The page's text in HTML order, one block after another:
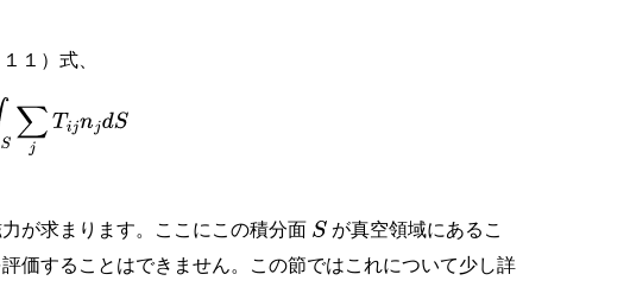
１）式、
S ∑j Tij njdS
が求まります。ここにこの積分面 Sが真空領域にあるこ
価することはできません。この節ではこれについて少し詳